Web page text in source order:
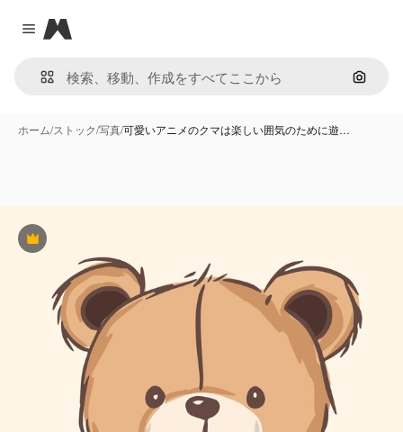
Close menu
Magnific
画像で
ホーム/ストック/写真/可愛いアニメのクマは楽しい囲気のために遊…
Premium